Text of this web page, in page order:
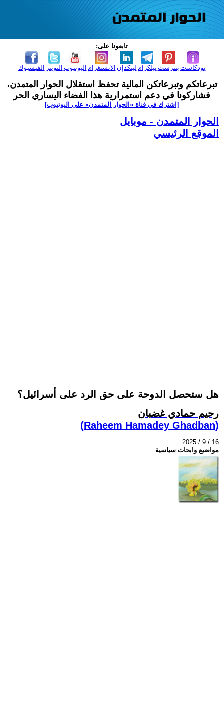
تابعونا على:
الفيسبوك التويتر اليوتيوب الانستغرام لينكدإن تيلكرامبنترست بودكاست
تبرعاتكم وتبرعاتكن المالية تحفظ استقلال الحوار المتمدن،
فشاركونا في دعم استمرارية هذا الفضاء اليساري الحر
[اشترك في قناة ‫«الحوار المتمدن» على اليوتيوب]
الحوار المتمدن - موبايل
الموقع الرئيسي
هل ستحصل الدوحة على حق الرد على أسرائيل؟
رحيم حمادي غضبان
(Raheem Hamadey Ghadban)
2025 / 9 / 16
مواضيع وابحاث سياسية